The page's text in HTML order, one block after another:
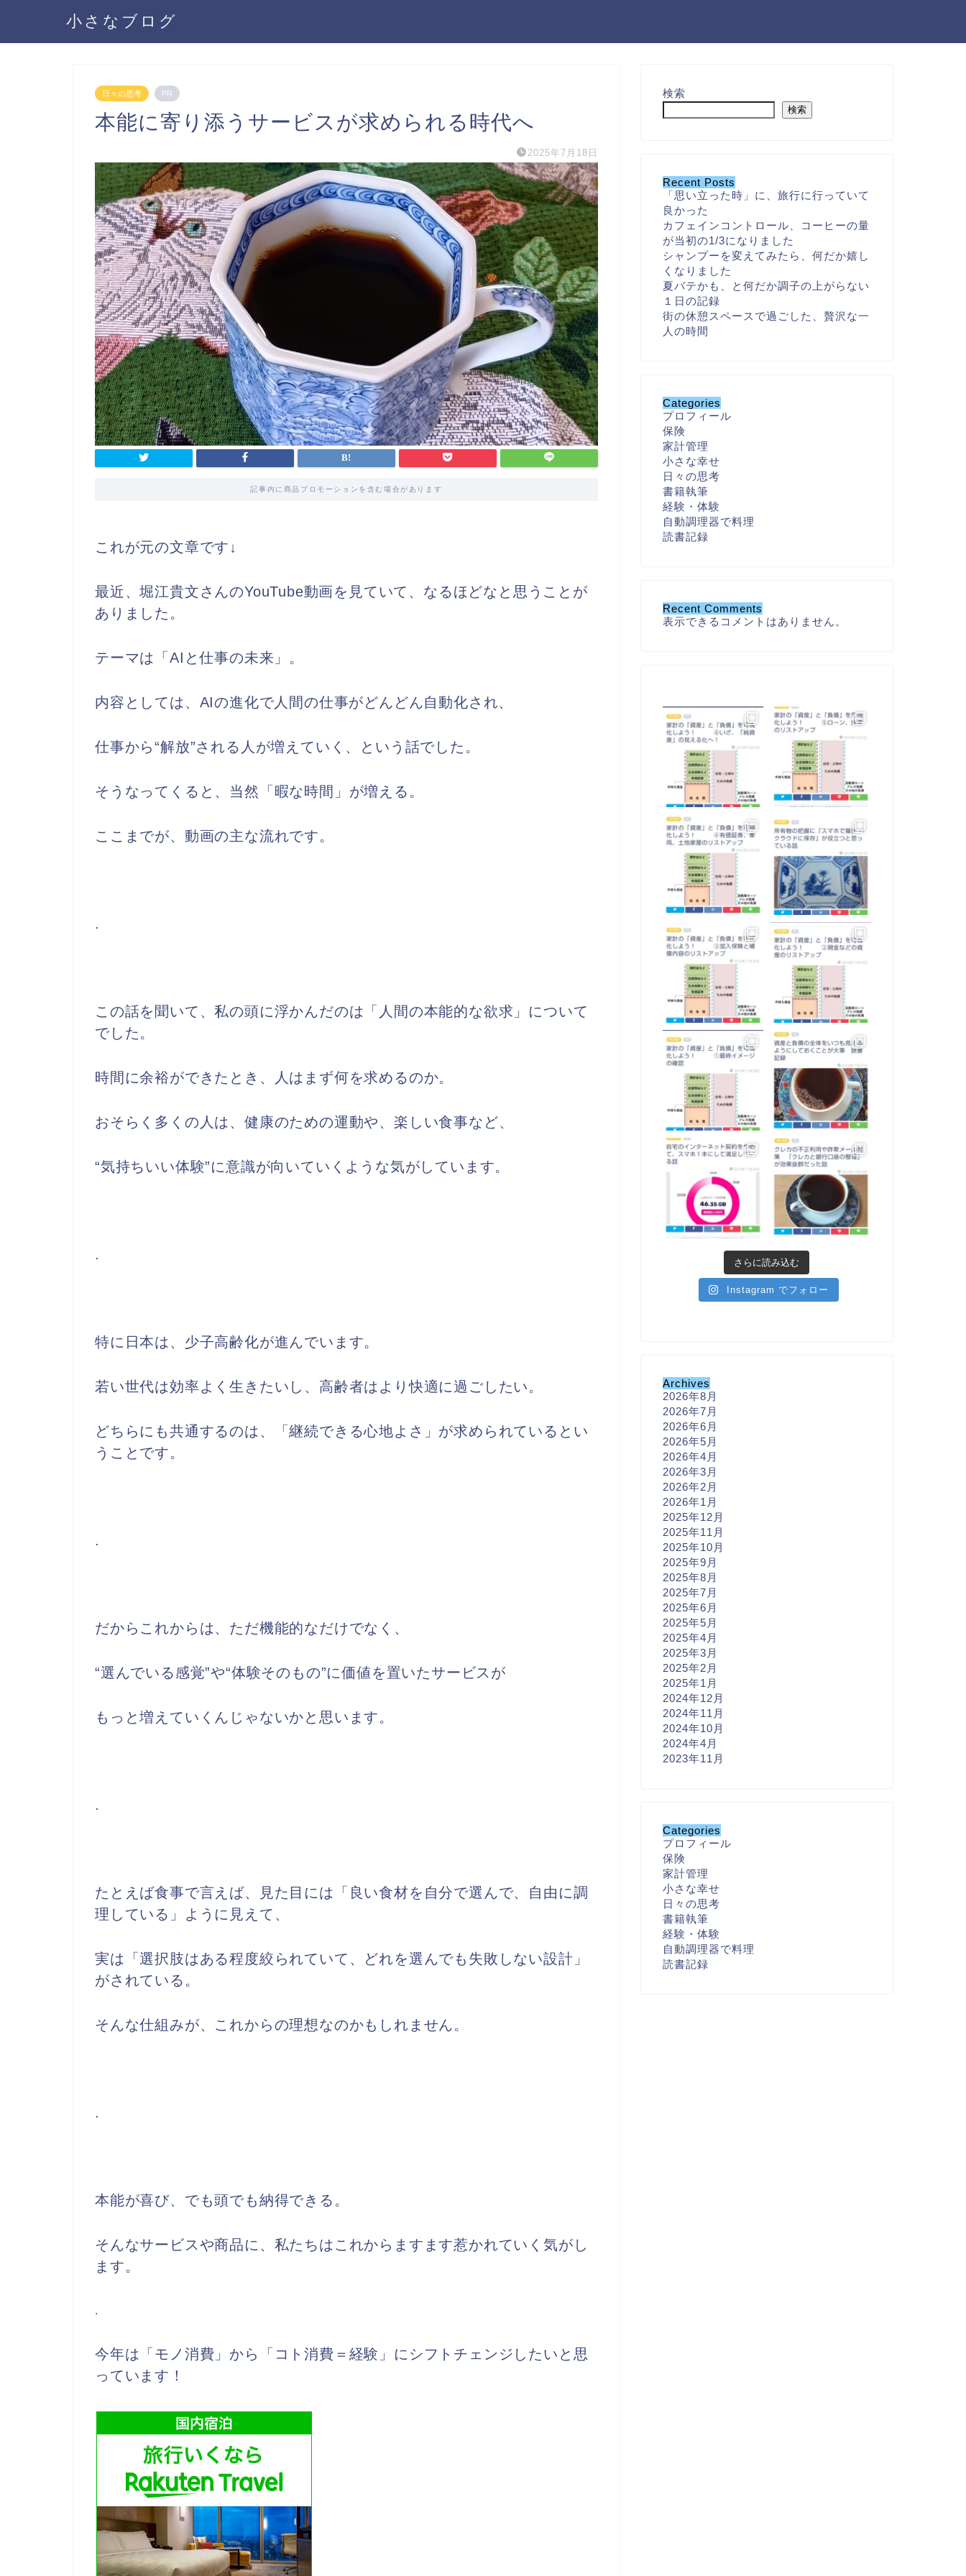
小さなブログ
日々の思考 PR
本能に寄り添うサービスが求められる時代へ
2025年7月18日
記事内に商品プロモーションを含む場合があります
これが元の文章です↓
最近、堀江貴文さんのYouTube動画を見ていて、なるほどなと思うことが
ありました。
テーマは「AIと仕事の未来」。
内容としては、AIの進化で人間の仕事がどんどん自動化され、
仕事から“解放”される人が増えていく、という話でした。
そうなってくると、当然「暇な時間」が増える。
ここまでが、動画の主な流れです。
.
この話を聞いて、私の頭に浮かんだのは「人間の本能的な欲求」について
でした。
時間に余裕ができたとき、人はまず何を求めるのか。
おそらく多くの人は、健康のための運動や、楽しい食事など、
“気持ちいい体験”に意識が向いていくような気がしています。
.
特に日本は、少子高齢化が進んでいます。
若い世代は効率よく生きたいし、高齢者はより快適に過ごしたい。
どちらにも共通するのは、「継続できる心地よさ」が求められているとい
うことです。
.
だからこれからは、ただ機能的なだけでなく、
“選んでいる感覚”や“体験そのもの”に価値を置いたサービスが
もっと増えていくんじゃないかと思います。
.
たとえば食事で言えば、見た目には「良い食材を自分で選んで、自由に調
理している」ように見えて、
実は「選択肢はある程度絞られていて、どれを選んでも失敗しない設計」
がされている。
そんな仕組みが、これからの理想なのかもしれません。
.
本能が喜び、でも頭でも納得できる。
そんなサービスや商品に、私たちはこれからますます惹かれていく気がし
ます。
.
今年は「モノ消費」から「コト消費＝経験」にシフトチェンジしたいと思
っています！
検索
検索
Recent Posts
「思い立った時」に、旅行に行っていて
良かった
カフェインコントロール、コーヒーの量
が当初の1/3になりました
シャンプーを変えてみたら、何だか嬉し
くなりました
夏バテかも、と何だか調子の上がらない
１日の記録
街の休憩スペースで過ごした、贅沢な一
人の時間
Categories
プロフィール
保険
家計管理
小さな幸せ
日々の思考
書籍執筆
経験・体験
自動調理器で料理
読書記録
Recent Comments
表示できるコメントはありません。
さらに読み込む
Instagram でフォロー
Archives
2026年8月
2026年7月
2026年6月
2026年5月
2026年4月
2026年3月
2026年2月
2026年1月
2025年12月
2025年11月
2025年10月
2025年9月
2025年8月
2025年7月
2025年6月
2025年5月
2025年4月
2025年3月
2025年2月
2025年1月
2024年12月
2024年11月
2024年10月
2024年4月
2023年11月
Categories
プロフィール
保険
家計管理
小さな幸せ
日々の思考
書籍執筆
経験・体験
自動調理器で料理
読書記録